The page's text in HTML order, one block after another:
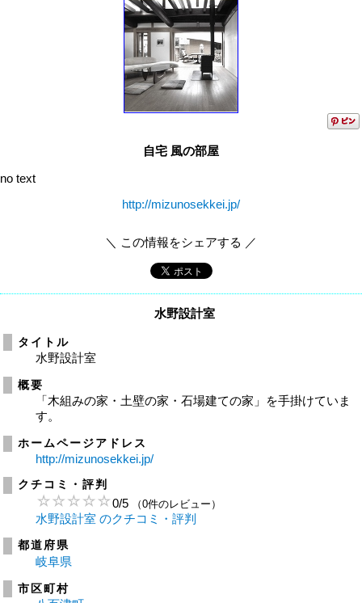
自宅 風の部屋
no text
http://mizunosekkei.jp/
＼ この情報をシェアする ／
水野設計室
タイトル
水野設計室
概要
「木組みの家・土壁の家・石場建ての家」を手掛けていま
す。
ホームページアドレス
http://mizunosekkei.jp/
クチコミ・評判
0/5 （0件のレビュー）
水野設計室 のクチコミ・評判
都道府県
岐阜県
市区町村